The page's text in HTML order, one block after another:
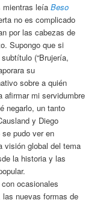
mientras leíaBeso
no es complicado
por las cabezas de
Supongo que si
(“Brujería,
su
sobre a quién
afirmar mi servidumbre
negarlo, un tanto
y Diego
pudo ver en
visión global del tema
la historia y las
ocasionales
nuevas formas de